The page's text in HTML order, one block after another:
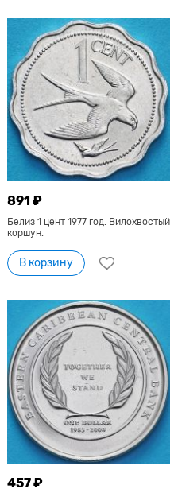
891 ₽
Белиз 1 цент 1977 год. Вилохвостый
коршун.
В корзину
457 ₽